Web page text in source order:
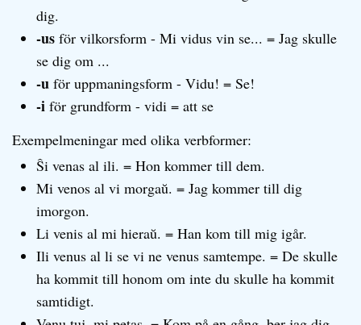
dig.
-us för vilkorsform - Mi vidus vin se... = Jag skulle
se dig om ...
-u för uppmaningsform - Vidu! = Se!
-i för grundform - vidi = att se
Exempelmeningar med olika verbformer:
Ŝi venas al ili. = Hon kommer till dem.
Mi venos al vi morgaŭ. = Jag kommer till dig
imorgon.
Li venis al mi hieraŭ. = Han kom till mig igår.
Ili venus al li se vi ne venus samtempe. = De skulle
ha kommit till honom om inte du skulle ha kommit
samtidigt.